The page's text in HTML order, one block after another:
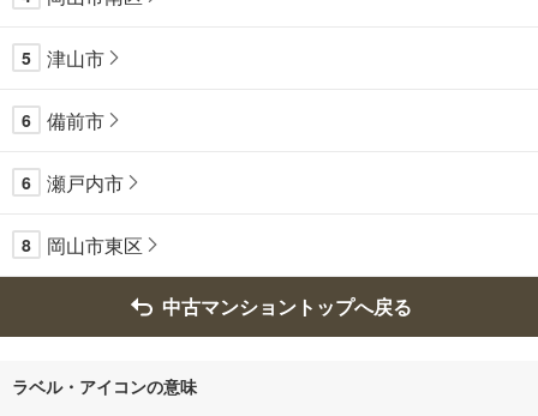
5 津山市
6 備前市
6 瀬戸内市
8 岡山市東区
中古マンショントップへ戻る
ラベル・アイコンの意味